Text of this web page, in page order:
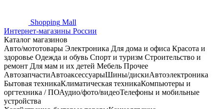
Shopping Mall
Интернет-магазины России
Каталог магазинов
Авто/мототовары Электроника Для дома и офиса Красота и
здоровье Одежда и обувь Спорт и туризм Строительство и
ремонт Для мам и их детей Мебель Прочее
АвтозапчастиАвтоаксессуарыШины/дискиАвтоэлектроника
Бытовая техникаКлиматическая техникаКомпьютеры и
оргтехника / ПОАудио/фото/видеоТелефоны и мобильные
устройства